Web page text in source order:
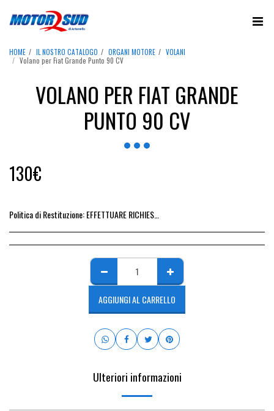
HOME IL NOSTRO CATALOGO ORGANI MOTORE
VOLANI
Volano per Fiat Grande Punto 90 CV
VOLANO PER FIAT GRANDE
PUNTO 90 CV
130€
Politica di Restituzione:EFFETTUARE RICHIESTA DI RESO ENTRO 14 GIORNI DALL&#039;ACQUISTO DEL RICAMBIO, IL RIMBORSO VIENE EMESSO ALLA CONSEGNA DEL RICAMBIO IN SEDE.
AGGIUNGI AL CARRELLO
Ulteriori informazioni